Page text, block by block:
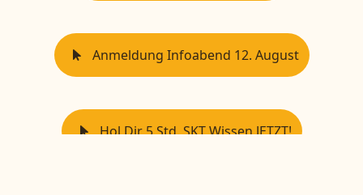
Anmeldung Infoabend 12. August
Hol Dir 5 Std. SKT Wissen JETZT!